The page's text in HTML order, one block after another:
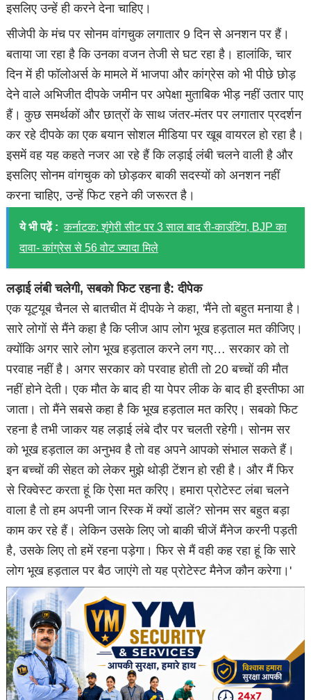
इसलिए उन्हें ही करने देना चाहिए।
सीजेपी के मंच पर सोनम वांगचुक लगातार 9 दिन से अनशन पर हैं।
बताया जा रहा है कि उनका वजन तेजी से घट रहा है। हालांकि, चार
दिन में ही फॉलोअर्स के मामले में भाजपा और कांग्रेस को भी पीछे छोड़
देने वाले अभिजीत दीपके जमीन पर अपेक्षा मुताबिक भीड़ नहीं उतार पाए
हैं। कुछ समर्थकों और छात्रों के साथ जंतर-मंतर पर लगातार प्रदर्शन
कर रहे दीपके का एक बयान सोशल मीडिया पर खूब वायरल हो रहा है।
इसमें वह यह कहते नजर आ रहे हैं कि लड़ाई लंबी चलने वाली है और
इसलिए सोनम वांगचुक को छोड़कर बाकी सदस्यों को अनशन नहीं
करना चाहिए, उन्हें फिट रहने की जरूरत है।
ये भी पढ़ें : कर्नाटक: शृंगेरी सीट पर 3 साल बाद री-काउंटिंग, BJP का
दावा- कांग्रेस से 56 वोट ज्यादा मिले
लड़ाई लंबी चलेगी, सबको फिट रहना है: दीपेक
एक यूट्यूब चैनल से बातचीत में दीपके ने कहा, 'मैंने तो बहुत मनाया है।
सारे लोगों से मैंने कहा है कि प्लीज आप लोग भूख हड़ताल मत कीजिए।
क्योंकि अगर सारे लोग भूख हड़ताल करने लग गए… सरकार को तो
परवाह नहीं है। अगर सरकार को परवाह होती तो 20 बच्चों की मौत
नहीं होने देती। एक मौत के बाद ही या पेपर लीक के बाद ही इस्तीफा आ
जाता। तो मैंने सबसे कहा है कि भूख हड़ताल मत करिए। सबको फिट
रहना है तभी जाकर यह लड़ाई लंबे दौर पर चलती रहेगी। सोनम सर
को भूख हड़ताल का अनुभव है तो वह अपने आपको संभाल सकते हैं।
इन बच्चों की सेहत को लेकर मुझे थोड़ी टेंशन हो रही है। और मैं फिर
से रिक्वेस्ट करता हूं कि ऐसा मत करिए। हमारा प्रोटेस्ट लंबा चलने
वाला है तो हम अपनी जान रिस्क में क्यों डालें? सोनम सर बहुत बड़ा
काम कर रहे हैं। लेकिन उसके लिए जो बाकी चीजें मैंनेज करनी पड़ती
है, उसके लिए तो हमें रहना पड़ेगा। फिर से मैं वही कह रहा हूं कि सारे
लोग भूख हड़ताल पर बैठ जाएंगे तो यह प्रोटेस्ट मैनेज कौन करेगा।'